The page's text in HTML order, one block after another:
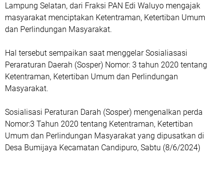
Lampung Selatan, dari Fraksi PAN Edi Waluyo mengajak
masyarakat menciptakan Ketentraman, Ketertiban Umum
dan Perlindungan Masyarakat.
Hal tersebut sempaikan saat menggelar Sosialiasasi
Peraraturan Daerah (Sosper) Nomor: 3 tahun 2020 tentang
Ketentraman, Ketertiban Umum dan Perlindungan
Masyarakat.
Sosialisasi Peraturan Darah (Sosper) mengenalkan perda
Nomor:3 Tahun 2020 tentang Ketentraman, Ketertiban
Umum dan Perlindungan Masyarakat yang dipusatkan di
Desa Bumijaya Kecamatan Candipuro, Sabtu (8/6/2024)